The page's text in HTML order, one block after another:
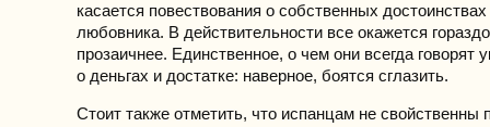
касается повествования о собственных
любовника. В действительности все окажется
прозаичнее. Единственное, о чем они всегда говорят
о деньгах и достатке: наверное, боятся сглазить.
Стоит также отметить, что испанцам не свойственны